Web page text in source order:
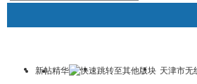
协会首页 新闻中心 协会介
新帖精华 天津市无